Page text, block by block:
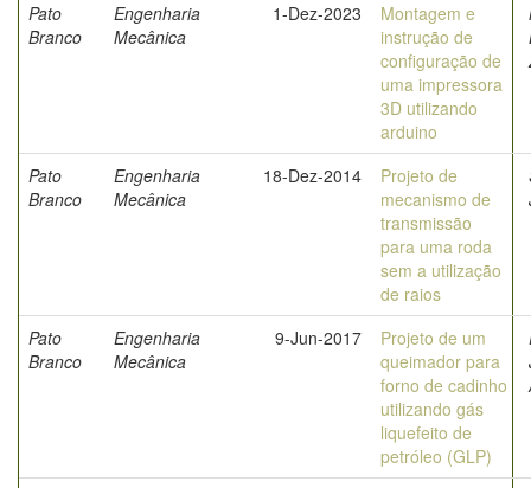
Pato
Branco
Engenharia
Mecânica
1-Dez-2023
Montagem e
instrução de
configuração de
uma impressora
3D utilizando
arduino
Pato
Branco
Engenharia
Mecânica
18-Dez-2014
Projeto de
mecanismo de
transmissão
para uma roda
sem a utilização
de raios
Pato
Branco
Engenharia
Mecânica
9-Jun-2017
Projeto de um
queimador para
forno de cadinho
utilizando gás
liquefeito de
petróleo (GLP)